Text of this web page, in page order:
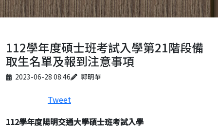
112學年度碩士班考試入學第21階段備
取生名單及報到注意事項
Published on
2023-06-28 08:46
Author 郭明華
Tweet
112學年度陽明交通大學碩士班考試入學